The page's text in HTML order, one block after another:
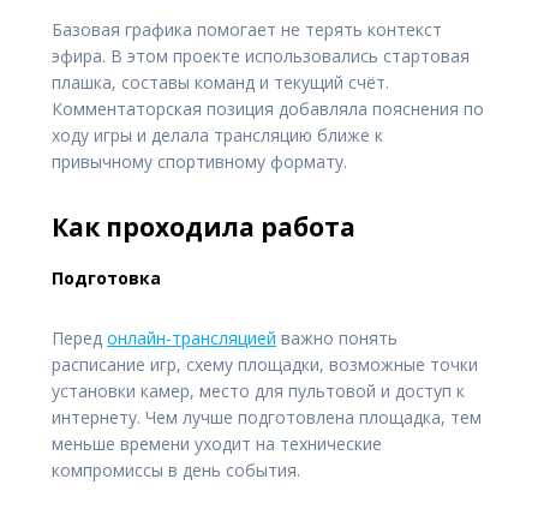
Базовая графика помогает не терять контекст
эфира. В этом проекте использовались стартовая
плашка, составы команд и текущий счёт.
Комментаторская позиция добавляла пояснения по
ходу игры и делала трансляцию ближе к
привычному спортивному формату.
Как проходила работа
Подготовка
Перед онлайн-трансляцией важно понять
расписание игр, схему площадки, возможные точки
установки камер, место для пультовой и доступ к
интернету. Чем лучше подготовлена площадка, тем
меньше времени уходит на технические
компромиссы в день события.